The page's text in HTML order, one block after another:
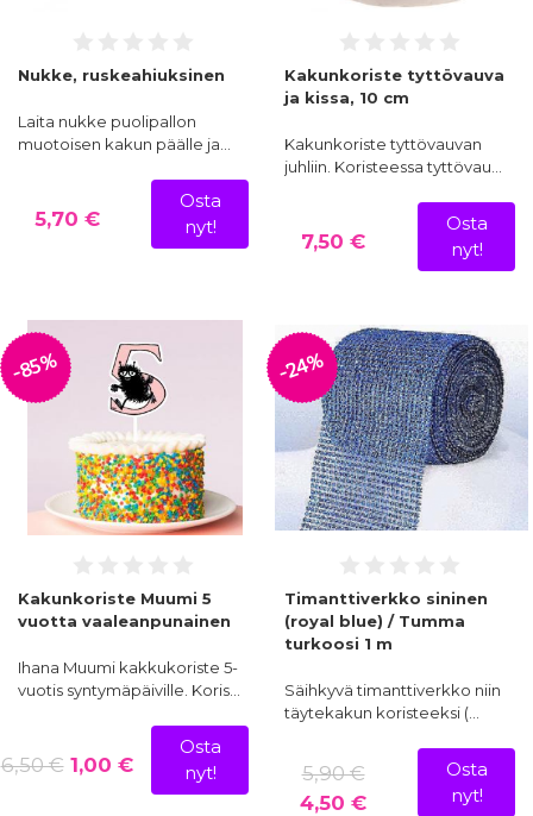
Nukke, ruskeahiuksinen
Laita nukke puolipallon
muotoisen kakun päälle ja…
5,70 €
Osta
nyt!
Kakunkoriste tyttövauva
ja kissa, 10 cm
Kakunkoriste tyttövauvan
juhliin. Koristeessa tyttövau…
7,50 €
Osta
nyt!
-85%
Kakunkoriste Muumi 5
vuotta vaaleanpunainen
Ihana Muumi kakkukoriste 5-
vuotis syntymäpäiville. Koris…
6,50 €1,00 €
Osta
nyt!
-24%
Timanttiverkko sininen
(royal blue) / Tumma
turkoosi 1 m
Säihkyvä timanttiverkko niin
täytekakun koristeeksi (…
5,90 €
4,50 €
Osta
nyt!